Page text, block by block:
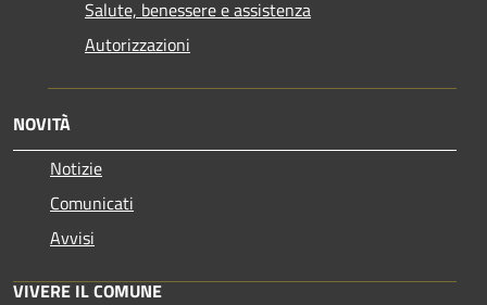
Salute, benessere e assistenza
Autorizzazioni
NOVITÀ
Notizie
Comunicati
Avvisi
VIVERE IL COMUNE